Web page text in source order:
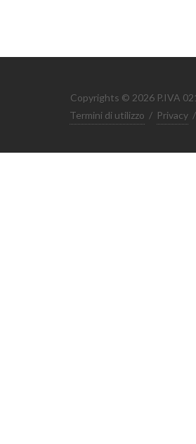
Copyrights © 2026 P.IVA
Termini di utilizzo / Privacy /